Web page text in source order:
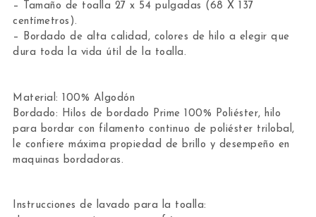
– Tamaño de toalla 27 x 54 pulgadas (68 X 137
centímetros).
– Bordado de alta calidad, colores de hilo a elegir que
dura toda la vida útil de la toalla.
Material: 100% Algodón
Bordado: Hilos de bordado Prime 100% Poliéster, hilo
para bordar con filamento continuo de poliéster trilobal,
le confiere máxima propiedad de brillo y desempeño en
maquinas bordadoras.
Instrucciones de lavado para la toalla: